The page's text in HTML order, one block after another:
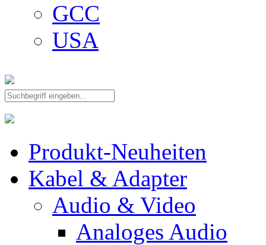
GCC
USA
Produkt-Neuheiten
Kabel & Adapter
Audio & Video
Analoges Audio